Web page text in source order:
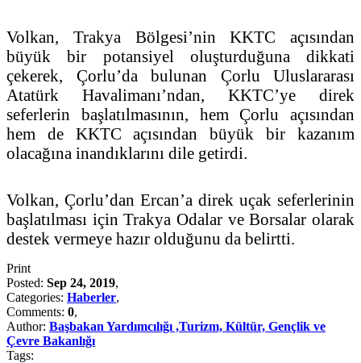
Volkan, Trakya Bölgesi’nin KKTC açısından
büyük bir potansiyel oluşturduğuna dikkati
çekerek, Çorlu’da bulunan Çorlu Uluslararası
Atatürk Havalimanı’ndan, KKTC’ye direk
seferlerin başlatılmasının, hem Çorlu açısından
hem de KKTC açısından büyük bir kazanım
olacağına inandıklarını dile getirdi.
Volkan, Çorlu’dan Ercan’a direk uçak seferlerinin
başlatılması için Trakya Odalar ve Borsalar olarak
destek vermeye hazır olduğunu da belirtti.
Print
Posted: Sep 24, 2019,
Categories: Haberler,
Comments: 0,
Author: Başbakan Yardımcılığı ,Turizm, Kültür, Gençlik ve
Çevre Bakanlığı
Tags: